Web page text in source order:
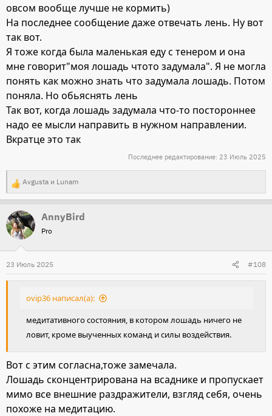
овсом вообще лучше не кормить)
На последнее сообщение даже отвечать лень. Ну вот
так вот.
Я тоже когда была маленькая еду с тенером и она
мне говорит"моя лошадь чтото задумала". Я не могла
понять как можно знать что задумала лошадь. Потом
поняла. Но обьяснять лень
Так вот, когда лошадь задумала что-то постороннее
надо ее мысли направить в нужном направлении.
Вкратце это так
Последнее редактирование: 23 Июль 2025
Р
е
а
к
и
и
Avgusta и Lunam
AnnyBird
Pro
23 Июль 2025 #108
ovip36 написал(а):
медитативного состояния, в котором лошадь ничего не
ловит, кроме выученных команд и силы воздействия.
Вот с этим согласна,тоже замечала.
Лошадь сконцентрирована на всаднике и пропускает
мимо все внешние раздражители, взгляд себя, очень
похоже на медитацию.